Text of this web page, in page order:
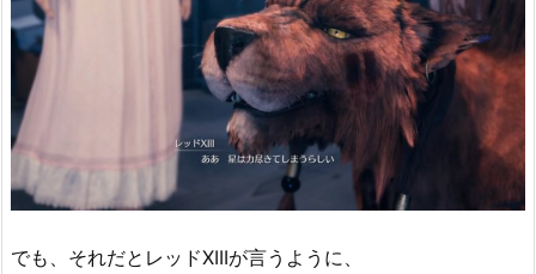
でも、それだとレッドXIIIが言うように、